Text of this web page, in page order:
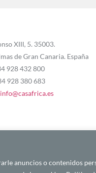
anuncios o contenidos
XIII, 5. 35003.
de Gran Canaria. España
928 432 800
928 380 683
info@casafrica.es